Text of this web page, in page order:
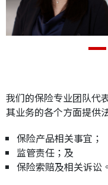
我们的保险专业团队代
其业务的各个方面提供
保险产品相关事宜；
监管责任；及
保险索赔及相关诉讼。